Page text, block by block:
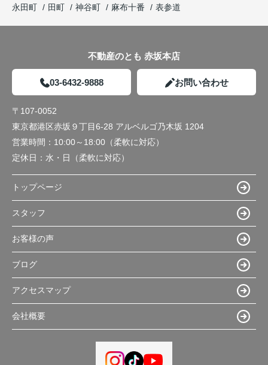
永田町
田町 神谷町 麻布十番 表参道
不動産のとも 赤坂本店
03-6432-9888 お問い合わせ
〒107-0052
東京都港区赤坂９丁目6-28 アルベルゴ乃木坂 1204
営業時間： 10:00～18:00（柔軟に対応）
定休日： 水・日（柔軟に対応）
トップページ
スタッフ
お客様の声
ブログ
アクセスマップ
会社概要